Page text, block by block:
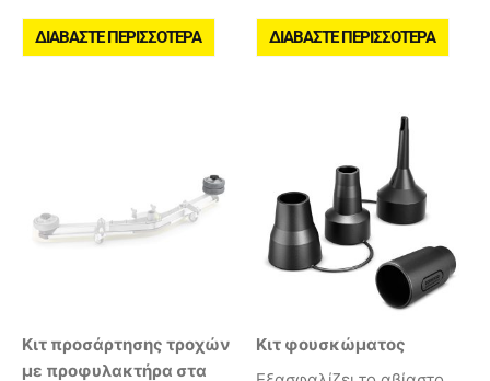
ΔΙΑΒΆΣΤΕ ΠΕΡΙΣΣΌΤΕΡΑ ΔΙΑΒΆΣΤΕ ΠΕΡΙΣΣΌΤΕΡΑ
Κιτ προσάρτησης τροχών
με προφυλακτήρα στα
Κιτ φουσκώματος